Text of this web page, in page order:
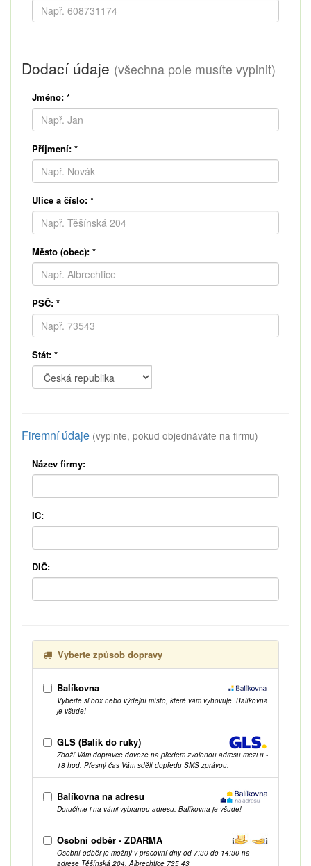
Dodací údaje (všechna pole musíte vyplnit)
Jméno: *
Příjmení: *
Ulice a číslo: *
Město (obec): *
PSČ: *
Stát: *
Firemní údaje (vyplňte, pokud objednáváte na firmu)
Název firmy:
IČ:
DIČ:
Vyberte způsob dopravy
Balíkovna
Vyberte si box nebo výdejní místo, které vám vyhovuje. Balíkovna
je všude!
GLS (Balík do ruky)
Zboží Vám dopravce doveze na předem zvolenou adresu mezi 8 -
18 hod. Přesný čas Vám sdělí dopředu SMS zprávou.
Balíkovna na adresu
Doručíme i na vámi vybranou adresu. Balíkovna je všude!
Osobní odběr - ZDARMA
Osobní odběr je možný v pracovní dny od 7:30 do 14:30 na
adrese Těšínská 204, Albrechtice 735 43